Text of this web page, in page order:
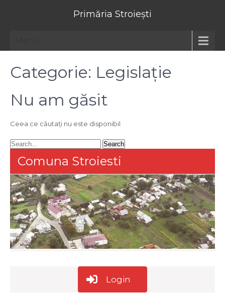
Primăria Stroiești
Categorie: Legislație
Nu am găsit
Ceea ce căutați nu este disponibil
Comuna Stroiesti
Login